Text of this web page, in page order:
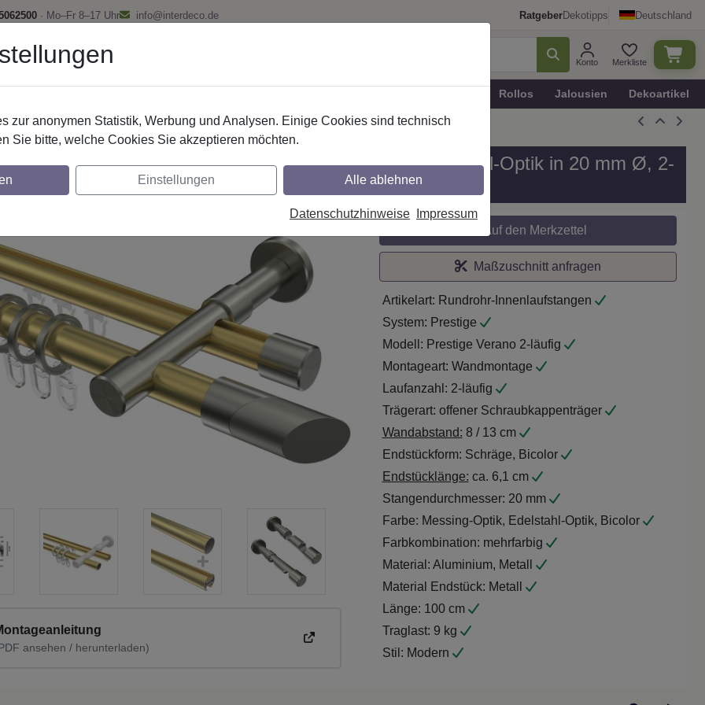
· Mo–Fr 8–17 Uhr info@interdeco.de RatgeberDekotipps Deutschland
Konto Merkliste
Rollos Jalousien Dekoartikel
Rundrohr-Innenlaufstangen Messing-Optik
Innenlauf Gardinenstangen aus Messing-Optik / Edelstahl-Optik in 20 mm Ø, 2-
PRESTIGE - Verano
ansehen / herunterladen)
Auf den Merkzettel
Maßzuschnitt anfragen
Artikelart: Rundrohr-Innenlaufstangen
System: Prestige
Modell: Prestige Verano 2-läufig
Montageart: Wandmontage
Laufanzahl: 2-läufig
Trägerart: offener Schraubkappenträger
Wandabstand: 8 / 13 cm
Endstückform: Schräge, Bicolor
Endstücklänge: ca. 6,1 cm
Stangendurchmesser: 20 mm
Farbe: Messing-Optik, Edelstahl-Optik, Bicolor
Farbkombination: mehrfarbig
Material: Aluminium, Metall
Material Endstück: Metall
Länge: 100 cm
Traglast: 9 kg
Stil: Modern
zur anonymen Statistik, Werbung und Analysen. Einige Cookies sind technisch
Sie bitte, welche Cookies Sie akzeptieren möchten.
Einstellungen Alle ablehnen
Datenschutzhinweise Impressum